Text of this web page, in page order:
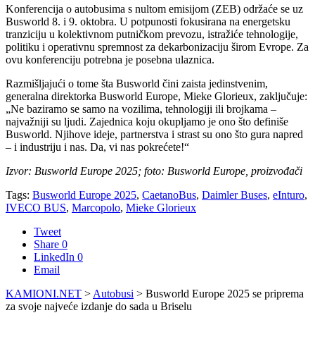
Konferencija o autobusima s nultom emisijom (ZEB) održaće se uz
Busworld 8. i 9. oktobra. U potpunosti fokusirana na energetsku
tranziciju u kolektivnom putničkom prevozu, istražiće tehnologije,
politiku i operativnu spremnost za dekarbonizaciju širom Evrope. Za
ovu konferenciju potrebna je posebna ulaznica.
Razmišljajući o tome šta Busworld čini zaista jedinstvenim,
generalna direktorka Busworld Europe, Mieke Glorieux, zaključuje:
„Ne baziramo se samo na vozilima, tehnologiji ili brojkama –
najvažniji su ljudi. Zajednica koju okupljamo je ono što definiše
Busworld. Njihove ideje, partnerstva i strast su ono što gura napred
– i industriju i nas. Da, vi nas pokrećete!“
Izvor: Busworld Europe 2025; foto: Busworld Europe, proizvođači
Tags: Busworld Europe 2025, CaetanoBus, Daimler Buses, eInturo,
IVECO BUS, Marcopolo, Mieke Glorieux
Tweet
Share 0
LinkedIn 0
Email
KAMIONI.NET > Autobusi > Busworld Europe 2025 se priprema
za svoje najveće izdanje do sada u Briselu